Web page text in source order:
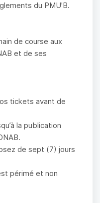
du PMU'B.
de course aux
et de ses
tickets avant de
la publication
de sept (7) jours
périmé et non